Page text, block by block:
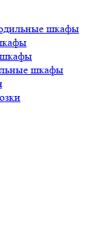
шкафы
шкафы
шкафы